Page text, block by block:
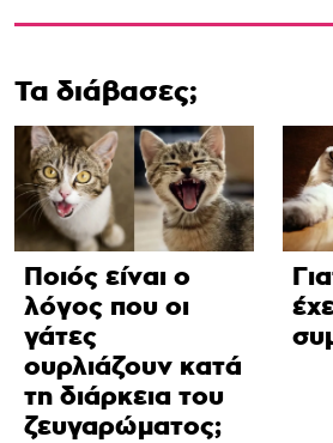
Τα διάβασες;
Ποιός είναι ο
λόγος που οι
γάτες
ουρλιάζουν κατά
τη διάρκεια του
ζευγαρώματος;